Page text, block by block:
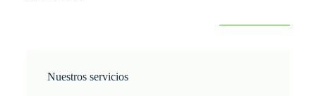
Nuestros servicios